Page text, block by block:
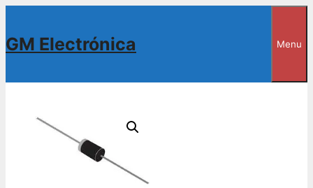
contenido
GM Electrónica Menu